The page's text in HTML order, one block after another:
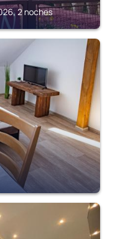
2 noches